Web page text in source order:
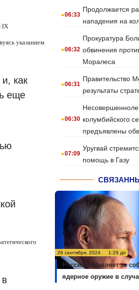
IX
указанием
как
еще
.06:33
Продолжается
нападения на
.06:32
Прокуратура
обвинения
Моралеса
.06:31
Правительство
результаты
.06:30 колумбийского
предъявлены
.07:09
Уругвай
помощь в Газу
26 сентября, 2024 1:29 дп
Россия оставляет за
ядерное оружие в